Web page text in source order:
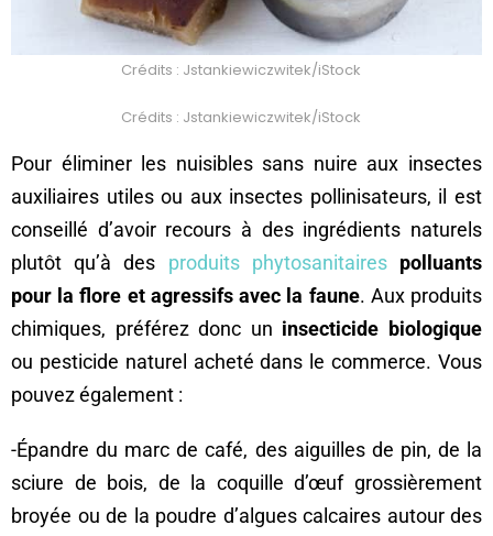
Crédits : Jstankiewiczwitek/iStock
Crédits : Jstankiewiczwitek/iStock
Pour éliminer les nuisibles sans nuire aux insectes
auxiliaires utiles ou aux insectes pollinisateurs, il est
conseillé d’avoir recours à des ingrédients naturels
plutôt qu’à des produits phytosanitaires polluants
pour la flore et agressifs avec la faune. Aux produits
chimiques, préférez donc un insecticide biologique
ou pesticide naturel acheté dans le commerce. Vous
pouvez également :
-Épandre du marc de café, des aiguilles de pin, de la
sciure de bois, de la coquille d’œuf grossièrement
broyée ou de la poudre d’algues calcaires autour des